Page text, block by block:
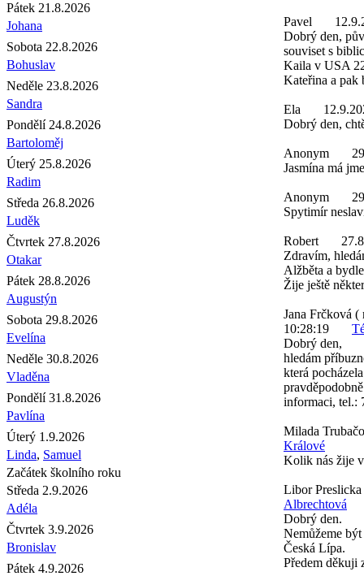
Pátek 21.8.2026
Johana
Sobota 22.8.2026
Bohuslav
Neděle 23.8.2026
Sandra
Pondělí 24.8.2026
Bartoloměj
Úterý 25.8.2026
Radim
Středa 26.8.2026
Luděk
Čtvrtek 27.8.2026
Otakar
Pátek 28.8.2026
Augustýn
Sobota 29.8.2026
Evelína
Neděle 30.8.2026
Vladěna
Pondělí 31.8.2026
Pavlína
Úterý 1.9.2026
Linda, Samuel
Začátek školního roku
Středa 2.9.2026
Adéla
Čtvrtek 3.9.2026
Bronislav
Pátek 4.9.2026
Pavel
Dobrý den,
souviset s
Kaila v USA
Kateřina a pak
Ela
Dobrý den,
Anonym
Jasmína má
Anonym
Spytimír
Robert
Zdravím,
Alžběta a
Žije ještě
Jana Frčková (
10:28:19
Dobrý den,
hledám
která
informaci, tel.:
Milada
Králové
Kolik nás žije
Libor Preslicka
Albrechtová
Dobrý den.
Nemůžeme
Česká Lípa.
Předem děkuji